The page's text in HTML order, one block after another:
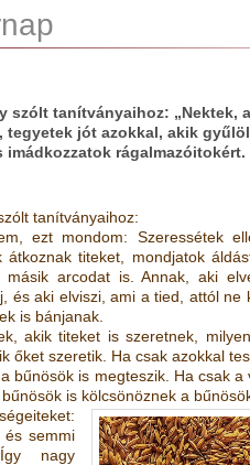
szólt tanítványaihoz: „Nektek,
tegyetek jót azokkal, akik
tanítványaihoz:
ezt mondom: Szeressétek
átkoznak titeket, mondjatok
arcodat is. Annak, aki
és aki elviszi, ami a tied, attól
is bánjanak.
akik titeket is szeretnek,
őket szeretik. Ha csak azokkal
bűnösök is megteszik. Ha csak
is kölcsönöznek a
és semmi
nagy